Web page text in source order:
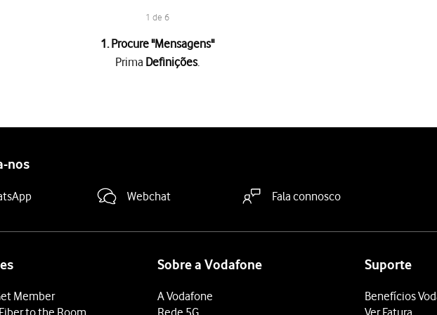
1 de 6
1. Procure "Mensagens"
Prima Definições.
serão enviadas como mensagens curtas normais caso o serviço não esteja disponível.
deslize o dedo de baixo para cima a partir da base do ecrã.
nos
Webchat Fala connosco
Member
to the Room
Sobre a Vodafone
A Vodafone
Rede 5G
Suporte
Benefícios
Ver Fatura